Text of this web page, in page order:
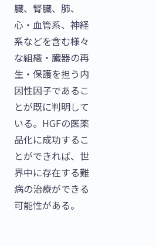
臓、腎臓、肺、
心・血管系、神経
系などを含む様々
な組織・臓器の再
生・保護を担う内
因性因子であるこ
とが既に判明して
いる。HGFの医薬
品化に成功するこ
とができれば、世
界中に存在する難
病の治療ができる
可能性がある。